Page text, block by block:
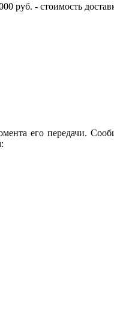
руб. - стоимость
его передачи.